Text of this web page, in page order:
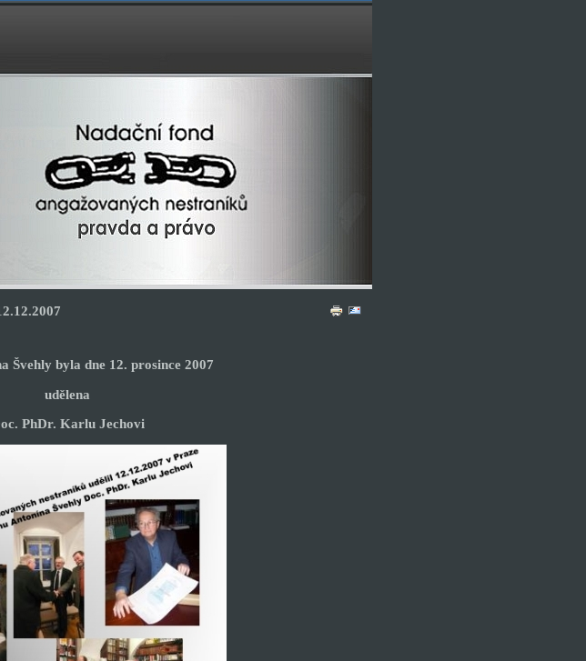
Švehly byla dne 12. prosince 2007
udělena
PhDr. Karlu Jechovi